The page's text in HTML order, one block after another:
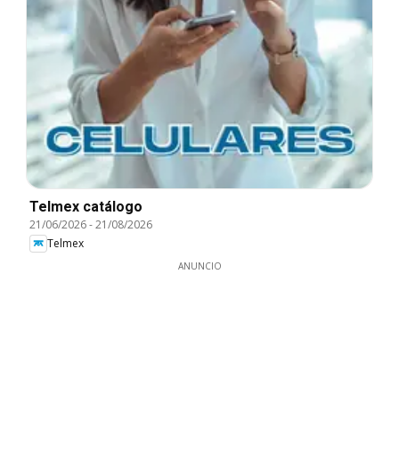
Telmex catálogo
21/06/2026-21/08/2026
Telmex
ANUNCIO